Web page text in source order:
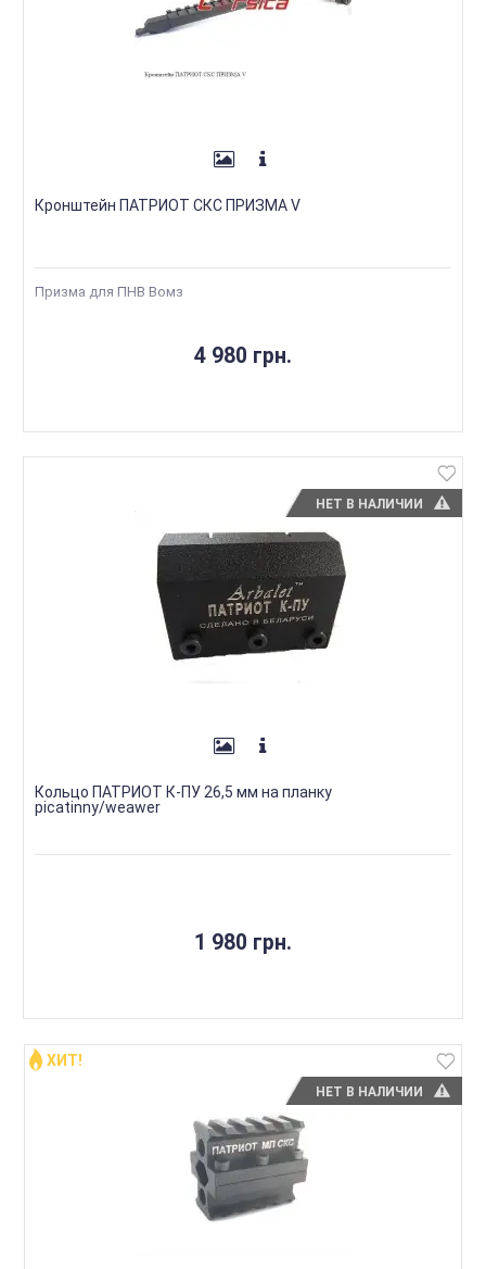
Кронштейн ПАТРИОТ СКС ПРИЗМА V
Призма для ПНВ Вомз
4 980 грн.
НЕТ В НАЛИЧИИ
Кольцо ПАТРИОТ К-ПУ 26,5 мм на планку
picatinny/weawer
1 980 грн.
НЕТ В НАЛИЧИИ
ХИТ!